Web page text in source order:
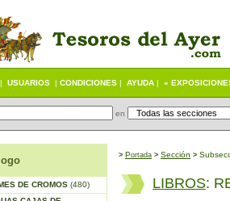
| USUARIOS | CONDICIONES | AYUDA | «
en
DE CROMOS (480)
> Portada > Sección >
LIBROS: